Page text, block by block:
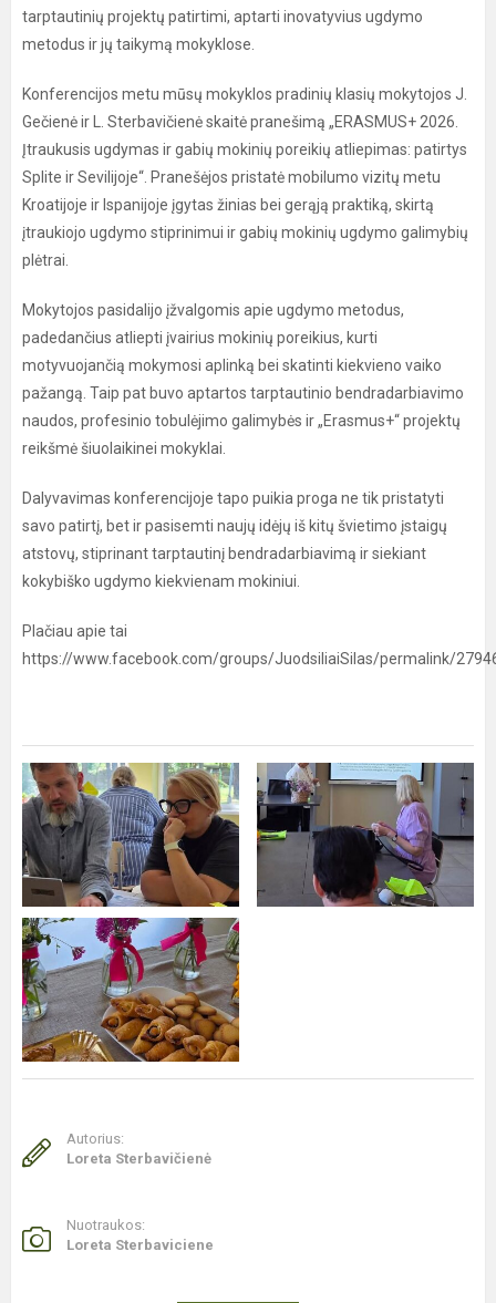
tarptautinių projektų patirtimi, aptarti inovatyvius ugdymo
metodus ir jų taikymą mokyklose.
Konferencijos metu mūsų mokyklos pradinių klasių mokytojos J.
Gečienė ir L. Sterbavičienė skaitė pranešimą „ERASMUS+ 2026.
Įtraukusis ugdymas ir gabių mokinių poreikių atliepimas: patirtys
Splite ir Sevilijoje“. Pranešėjos pristatė mobilumo vizitų metu
Kroatijoje ir Ispanijoje įgytas žinias bei gerąją praktiką, skirtą
įtraukiojo ugdymo stiprinimui ir gabių mokinių ugdymo galimybių
plėtrai.
Mokytojos pasidalijo įžvalgomis apie ugdymo metodus,
padedančius atliepti įvairius mokinių poreikius, kurti
motyvuojančią mokymosi aplinką bei skatinti kiekvieno vaiko
pažangą. Taip pat buvo aptartos tarptautinio bendradarbiavimo
naudos, profesinio tobulėjimo galimybės ir „Erasmus+“ projektų
reikšmė šiuolaikinei mokyklai.
Dalyvavimas konferencijoje tapo puikia proga ne tik pristatyti
savo patirtį, bet ir pasisemti naujų idėjų iš kitų švietimo įstaigų
atstovų, stiprinant tarptautinį bendradarbiavimą ir siekiant
kokybiško ugdymo kiekvienam mokiniui.
Plačiau apie tai
https://www.facebook.com/groups/JuodsiliaiSilas/permalink/
Autorius:
Loreta Sterbavičienė
Nuotraukos:
Loreta Sterbaviciene